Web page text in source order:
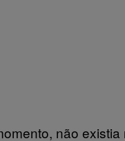
não existia